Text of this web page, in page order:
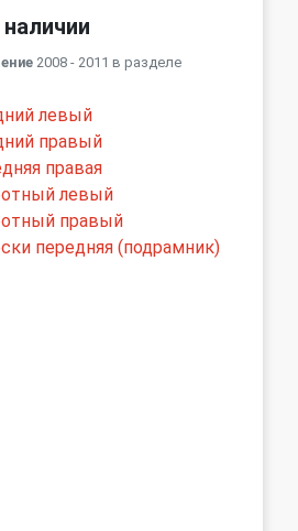
2008 - 2011 в разделе
левый
правый
правая
левый
правый
передняя (подрамник)